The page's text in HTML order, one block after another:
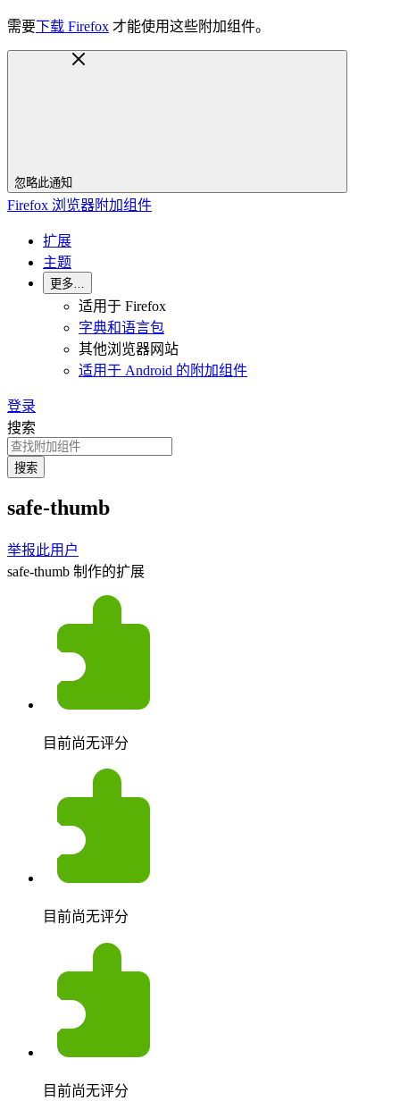
需要下载 Firefox 才能使用这些附加组件。
忽略此通知
Firefox 浏览器附加组件
扩展
主题
更多…
适用于 Firefox
字典和语言包
其他浏览器网站
适用于 Android 的附加组件
登录
搜索
搜索
safe-thumb
举报此用户
safe-thumb 制作的扩展
目前尚无评分
目前尚无评分
目前尚无评分